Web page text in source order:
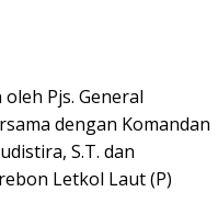
Pjs. General
dengan Komandan
S.T. dan
Letkol Laut (P)